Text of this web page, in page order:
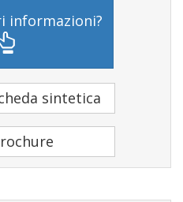
informazioni?
sintetica